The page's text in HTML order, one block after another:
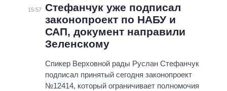
15:57 Стефанчук уже подписал
законопроект по НАБУ и
САП, документ направили
Зеленскому
Спикер Верховной рады Руслан Стефанчук
подписал принятый сегодня законопроект
№12414, который ограничивает полномочия